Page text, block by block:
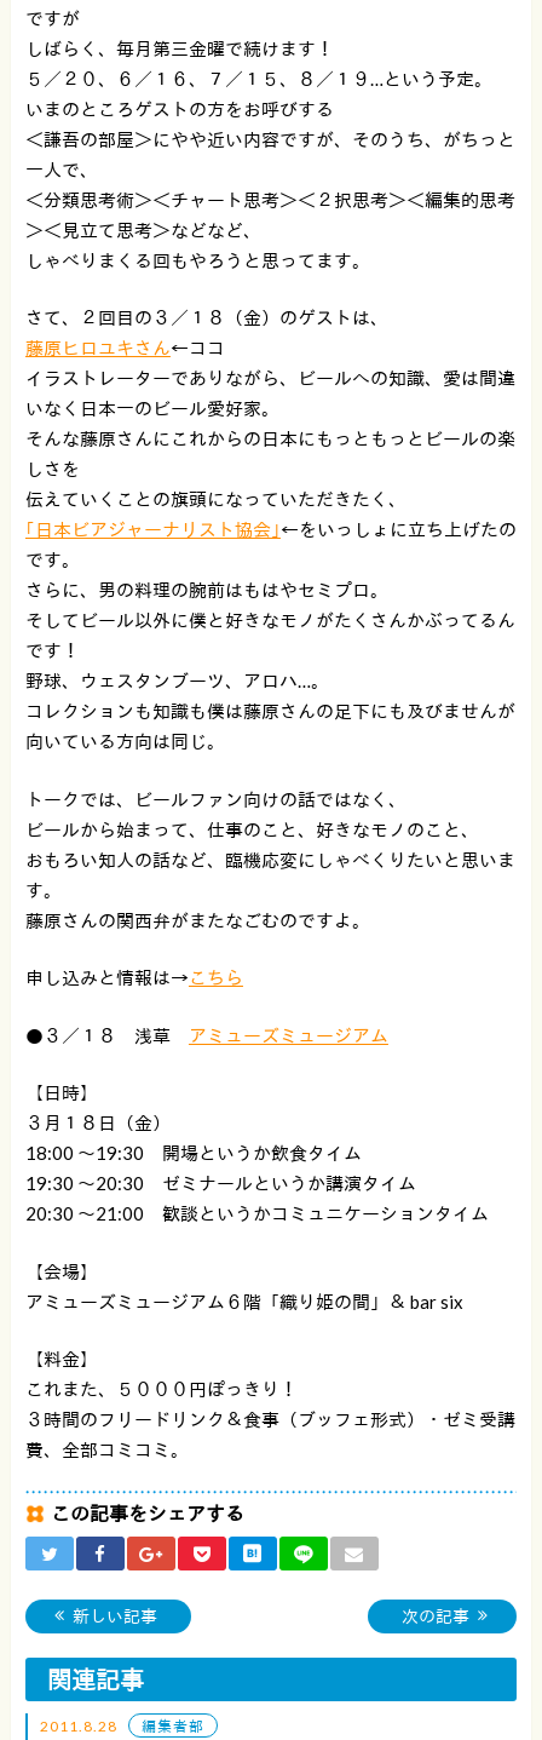
ですが
しばらく、毎月第三金曜で続けます！
５／２０、６／１６、７／１５、８／１９…という予定。
いまのところゲストの方をお呼びする
＜謙吾の部屋＞にやや近い内容ですが、そのうち、がちっと
一人で、
＜分類思考術＞＜チャート思考＞＜２択思考＞＜編集的思考
＞＜見立て思考＞などなど、
しゃべりまくる回もやろうと思ってます。
さて、２回目の３／１８（金）のゲストは、
藤原ヒロユキさん←ココ
イラストレーターでありながら、ビールへの知識、愛は間違
いなく日本一のビール愛好家。
そんな藤原さんにこれからの日本にもっともっとビールの楽
しさを
伝えていくことの旗頭になっていただきたく、
｢日本ビアジャーナリスト協会｣←をいっしょに立ち上げたの
です。
さらに、男の料理の腕前はもはやセミプロ。
そしてビール以外に僕と好きなモノがたくさんかぶってるん
です！
野球、ウェスタンブーツ、アロハ…。
コレクションも知識も僕は藤原さんの足下にも及びませんが
向いている方向は同じ。
トークでは、ビールファン向けの話ではなく、
ビールから始まって、仕事のこと、好きなモノのこと、
おもろい知人の話など、臨機応変にしゃべくりたいと思いま
す。
藤原さんの関西弁がまたなごむのですよ。
申し込みと情報は→こちら
●３／１８ 浅草 アミューズミュージアム
【日時】
３月１８日（金）
18:00 〜19:30 開場というか飲食タイム
19:30 〜20:30 ゼミナールというか講演タイム
20:30 〜21:00 歓談というかコミュニケーションタイム
【会場】
アミューズミュージアム６階「織り姫の間」＆ bar six
【料金】
これまた、５０００円ぽっきり！
３時間のフリードリンク＆食事（ブッフェ形式）・ゼミ受講
費、全部コミコミ。
この記事をシェアする
新しい記事 次の記事
関連記事
2011.8.28 編集者部